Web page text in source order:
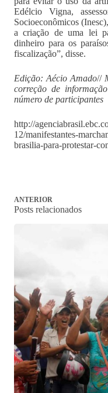
Edélcio Vigna,
Socioeconômicos
a criação de uma lei
dinheiro para os
fiscalização”, disse.
Edição: Aécio Amado//
correção de
número de participantes
http://
12/manifestantes-
brasilia-para-protestar-
ANTERIOR
Posts relacionados